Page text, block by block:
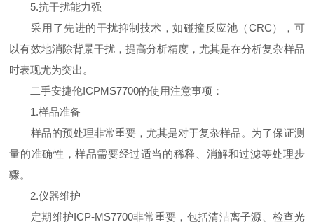
5.抗干扰能力强
采用了先进的干扰抑制技术，如碰撞反应池（CRC），可
以有效地消除背景干扰，提高分析精度，尤其是在分析复杂样品
时表现尤为突出。
二手安捷伦ICPMS7700的使用注意事项：
1.样品准备
样品的预处理非常重要，尤其是对于复杂样品。为了保证测
量的准确性，样品需要经过适当的稀释、消解和过滤等处理步
骤。
2.仪器维护
定期维护ICP-MS7700非常重要，包括清洁离子源、检查光